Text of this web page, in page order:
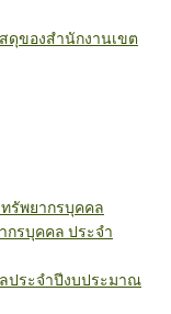
ดุของสำนักงานเขต
รัพยากรบุคคล
รบุคคล ประจำ
ประจำปีงบประมาณ